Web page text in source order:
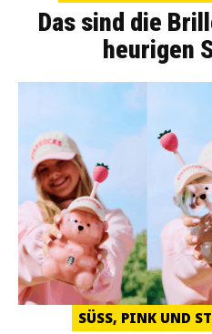
Das sind die
heurigen
SÜSS, PINK UND